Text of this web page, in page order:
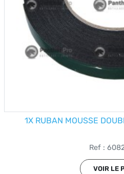
1X RUBAN MOUSSE
Ref :
VOIR LE